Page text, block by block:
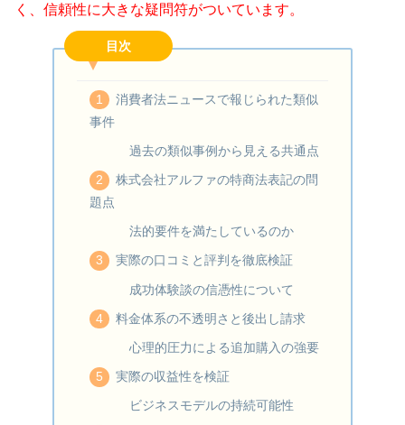
く、信頼性に大きな疑問符がついています。
目次
消費者法ニュースで報じられた類似
事件
過去の類似事例から見える共通点
株式会社アルファの特商法表記の問
題点
法的要件を満たしているのか
実際の口コミと評判を徹底検証
成功体験談の信憑性について
料金体系の不透明さと後出し請求
心理的圧力による追加購入の強要
実際の収益性を検証
ビジネスモデルの持続可能性